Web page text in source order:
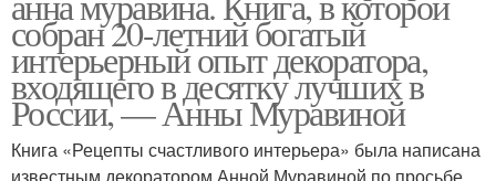
собран 20-летний богатый
интерьерный опыт декоратора,
входящего в десятку лучших в
России, — Анны Муравиной
Книга «Рецепты счастливого интерьера» была написана